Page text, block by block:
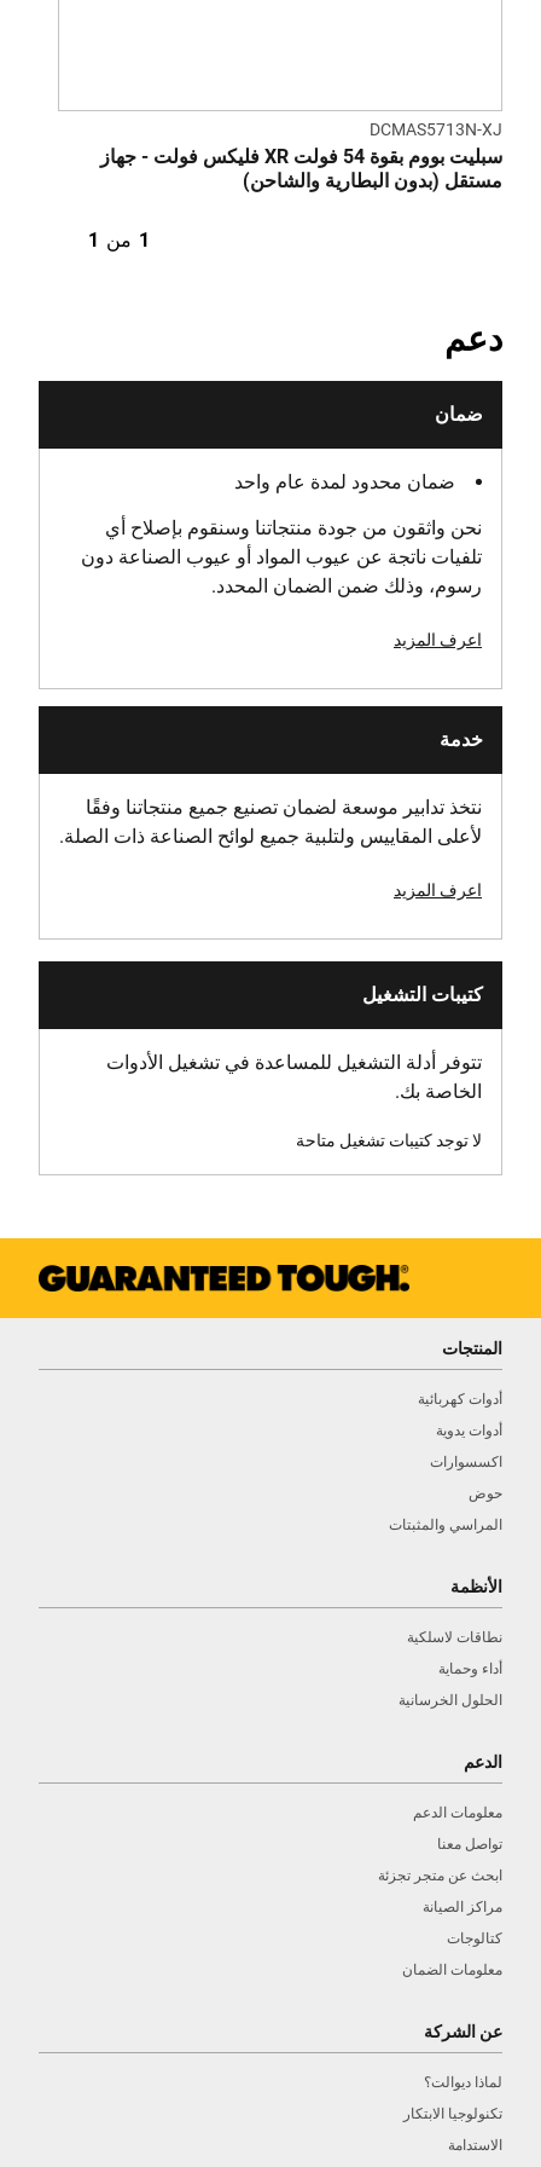
DCMAS5713N-XJ
سبليت بووم بقوة 54 فولت XR فليكس فولت - جهاز
مستقل (بدون البطارية والشاحن)
1 من 1
دعم
ضمان
ضمان محدود لمدة عام واحد
نحن واثقون من جودة منتجاتنا وسنقوم بإصلاح أي
تلفيات ناتجة عن عيوب المواد أو عيوب الصناعة دون
رسوم، وذلك ضمن الضمان المحدد.
اعرف المزيد
خدمة
نتخذ تدابير موسعة لضمان تصنيع جميع منتجاتنا وفقًا
لأعلى المقاييس ولتلبية جميع لوائح الصناعة ذات الصلة.
اعرف المزيد
كتيبات التشغيل
تتوفر أدلة التشغيل للمساعدة في تشغيل الأدوات
الخاصة بك.
لا توجد كتيبات تشغيل متاحة
المنتجات
أدوات كهربائية
أدوات يدوية
اكسسوارات
حوض
المراسي والمثبتات
الأنظمة
نطاقات لاسلكية
أداء وحماية
الحلول الخرسانية
الدعم
معلومات الدعم
تواصل معنا
ابحث عن متجر تجزئة
مراكز الصيانة
كتالوجات
معلومات الضمان
عن الشركة
لماذا ديوالت؟
تكنولوجيا الابتكار
الاستدامة